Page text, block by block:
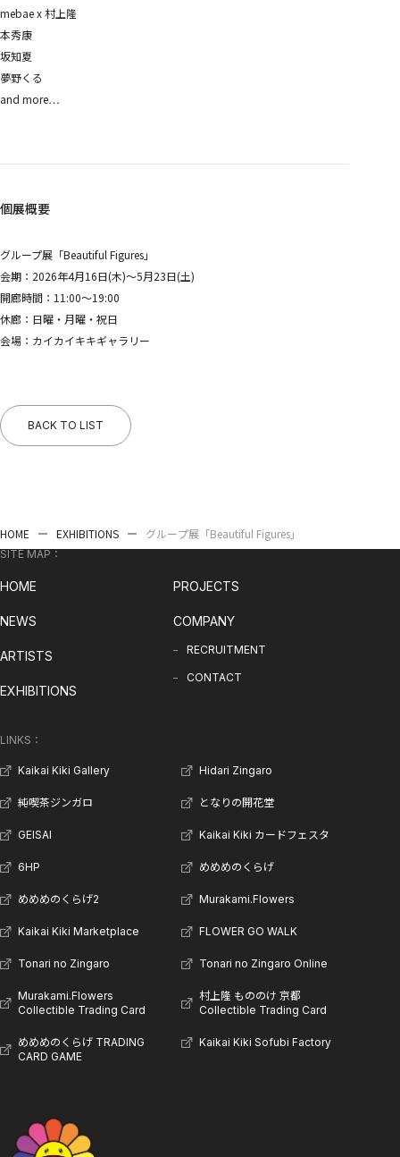
mebae x 村上隆
本秀康
坂知夏
夢野くる
and more…
個展概要
グループ展「Beautiful Figures」
会期：2026年4月16日(木)〜5月23日(土)
開廊時間：11:00〜19:00
休廊：日曜・月曜・祝日
会場：カイカイキキギャラリー
BACK TO LIST
HOME EXHIBITIONS グループ展「Beautiful Figures」
SITE MAP：
HOME
NEWS
ARTISTS
EXHIBITIONS
PROJECTS
COMPANY
RECRUITMENT
CONTACT
LINKS：
Kaikai Kiki Gallery Hidari Zingaro
純喫茶ジンガロ となりの開花堂
GEISAI Kaikai Kiki カードフェスタ
6HP めめめのくらげ
めめめのくらげ2 Murakami.Flowers
Kaikai Kiki Marketplace FLOWER GO WALK
Tonari no Zingaro Tonari no Zingaro Online
Murakami.Flowers
Collectible Trading Card
村上隆 もののけ 京都
Collectible Trading Card
めめめのくらげ TRADING
CARD GAME
Kaikai Kiki Sofubi Factory